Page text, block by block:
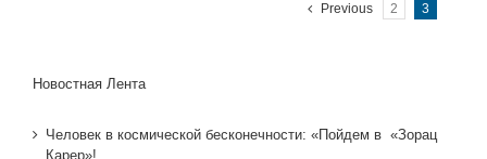
Previous 2 3
Новостная Лента
Человек в космической бесконечности: «Пойдем в «Зорац
Карер»!